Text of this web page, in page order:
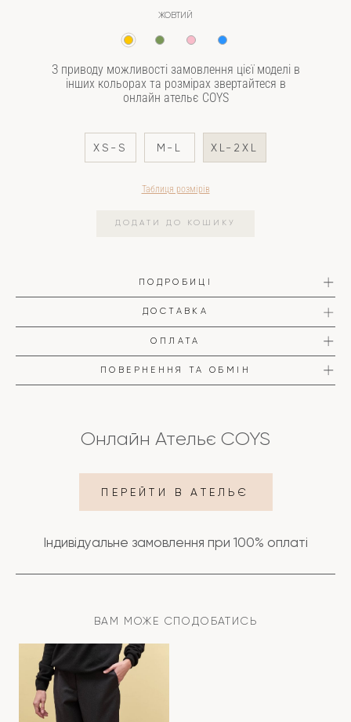
ЖОВТИЙ
З приводу можливості замовлення цієї моделі в
інших кольорах та розмірах звертайтеся в
онлайн ательє COYS
XS-S M-L XL-2XL
Таблиця розмірів
ДОДАТИ ДО КОШИКУ
Онлайн Ательє COYS
ПЕРЕЙТИ В АТЕЛЬЄ
Індивідуальне замовлення при 100% оплаті
ВАМ МОЖЕ СПОДОБАТИСЬ